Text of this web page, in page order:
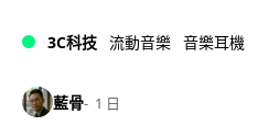
3C科技 流動音樂 音樂耳機
藍骨 1 日